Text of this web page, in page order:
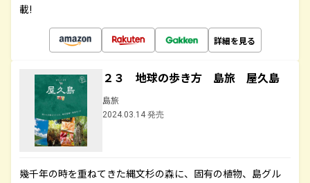
載!
詳細を見る
２３ 地球の歩き方 島旅 屋久島
島旅
2024.03.14 発売
幾千年の時を重ねてきた縄文杉の森に、固有の植物、島グル